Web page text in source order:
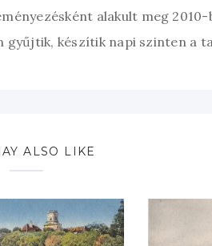
alakult meg 2010-
gyűjtik, készítik napi szinten a
ALSO LIKE